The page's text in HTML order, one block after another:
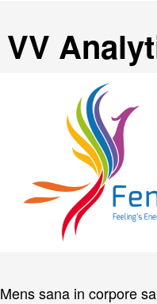
VV
Mens sana in corpore